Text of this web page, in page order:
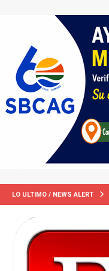
LO ULTIMO / NEWS ALERT